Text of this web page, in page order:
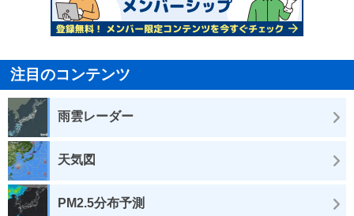
注目のコンテンツ
雨雲レーダー
天気図
PM2.5分布予測